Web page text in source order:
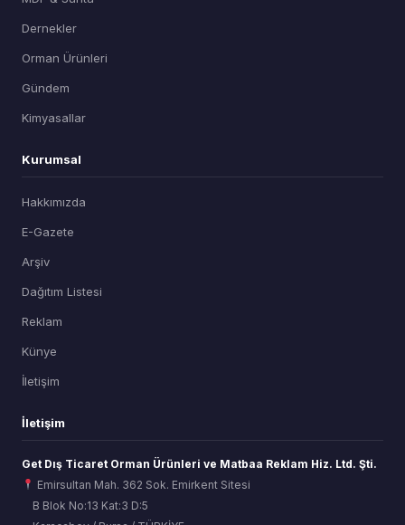
Dernekler
Orman Ürünleri
Gündem
Kimyasallar
Kurumsal
Hakkımızda
E-Gazete
Arşiv
Dağıtım Listesi
Reklam
Künye
İletişim
İletişim
Get Dış Ticaret Orman Ürünleri ve Matbaa Reklam Hiz. Ltd. Şti.
Emirsultan Mah. 362 Sok. Emirkent Sitesi
B Blok No:13 Kat:3 D:5